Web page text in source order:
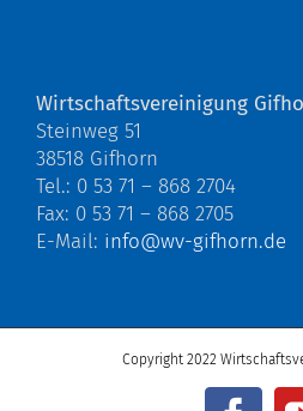
Wirtschaftsvereinigung
Steinweg 51
38518 Gifhorn
Tel.: 0 53 71 – 868 2704
Fax: 0 53 71 – 868 2705
E-Mail: info@wv-gifhorn.de
Copyright 2022